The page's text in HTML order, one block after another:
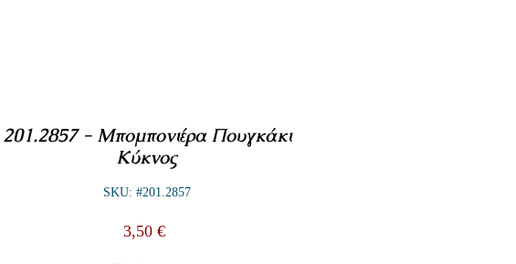
201.2857 - Μπομπονιέρα Πουγκάκι
Κύκνος
SKU: #201.2857
3,50 €Τιμή